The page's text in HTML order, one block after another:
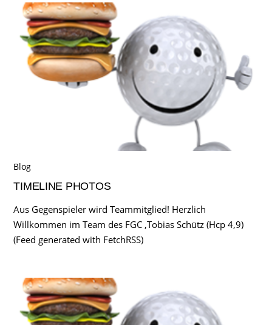
Blog
TIMELINE PHOTOS
Aus Gegenspieler wird Teammitglied! Herzlich
Willkommen im Team des FGC ,Tobias Schütz (Hcp 4,9)
(Feed generated with FetchRSS)